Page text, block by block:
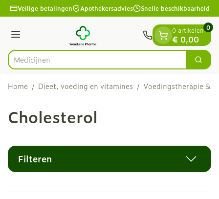
Ga naar de inhoud
1 van 1
Veilige betalingen Apothekersadvies Snelle beschikbaarheid
Menu
Product, merk, categorie... Zoek
0 artikelen
€ 0,00
0
Home / Dieet, voeding en vitamines / Voedingstherapie &
Cholesterol
Filteren